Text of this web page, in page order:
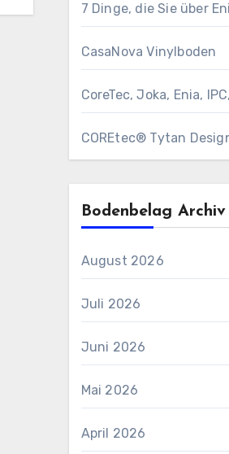
7 Dinge, die Sie über
CasaNova Vinylboden
CoreTec, Joka, Enia,
COREtec® Tytan
Bodenbelag Archiv
August 2026
Juli 2026
Juni 2026
Mai 2026
April 2026